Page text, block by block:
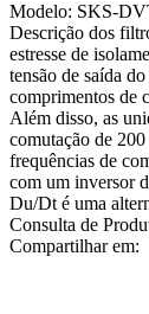
Modelo: SKS-
Descrição dos
estresse de
tensão de saída
comprimentos de
Além disso, as
comutação de
frequências de
com um inversor
Du/Dt é uma
Consulta de
Compartilhar em: